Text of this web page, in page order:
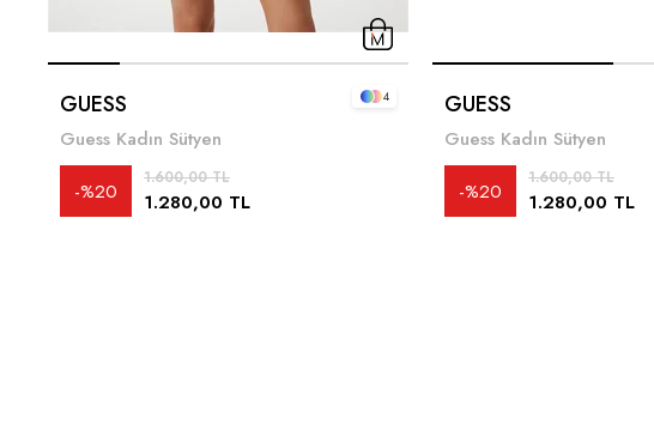
GUESS
Guess Kadın Sütyen
1.280,00 TL
1.600,00 TL
%20
4 GUESS
Guess Kadın Sütyen
1.280,00 TL
1.600,00 TL
%20